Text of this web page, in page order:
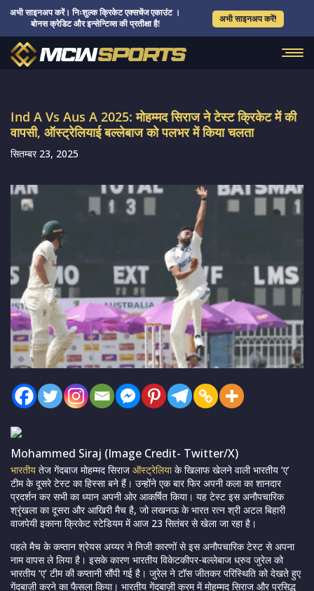
अभी साइनअप करें। निःशुल्क क्रिकेट एक्सचेंज एकाउंट ।
बोनस क्रेडिट और इन्सेन्टिव्स की प्रतीक्षा है!
अभी साइनअप करें!
Ind A Vs Aus A 2025: मोहम्मद सिराज ने टेस्ट क्रिकेट में की
वापसी, ऑस्ट्रेलियाई बल्लेबाज को पलभर में किया चलता
सितम्बर 23, 2025
Mohammed Siraj (Image Credit- Twitter/X)
भारतीय तेज गेंदबाज मोहम्मद सिराज ऑस्ट्रेलियाके खिलाफ खेलने वाली भारतीय ‘ए’
टीम के दूसरे टेस्ट का हिस्सा बने हैं। उन्होंने एक बार फिर अपनी कला का शानदार
प्रदर्शन कर सभी का ध्यान अपनी ओर आकर्षित किया। यह टेस्ट इस अनौपचारिक
श्रृंखला का दूसरा और आखिरी मैच है, जो लखनऊ के भारत रत्न श्री अटल बिहारी
वाजपेयी इकाना क्रिकेट स्टेडियम में आज 23 सितंबर से खेला जा रहा है।
पहले मैच के कप्तान श्रेयस अय्यर ने निजी कारणों से इस अनौपचारिक टेस्ट से अपना
नाम वापस ले लिया है। इसके कारण भारतीय विकेटकीपर-बल्लेबाज ध्रुव जुरेल को
भारतीय ‘ए’ टीम की कप्तानी सौंपी गई है। जुरेल ने टॉस जीतकर परिस्थिति को देखते हुए
गेंदबाज़ी करने का फैसला किया। भारतीय गेंदबाज़ी क्रम में मोहम्मद सिराज और प्रसिद्ध